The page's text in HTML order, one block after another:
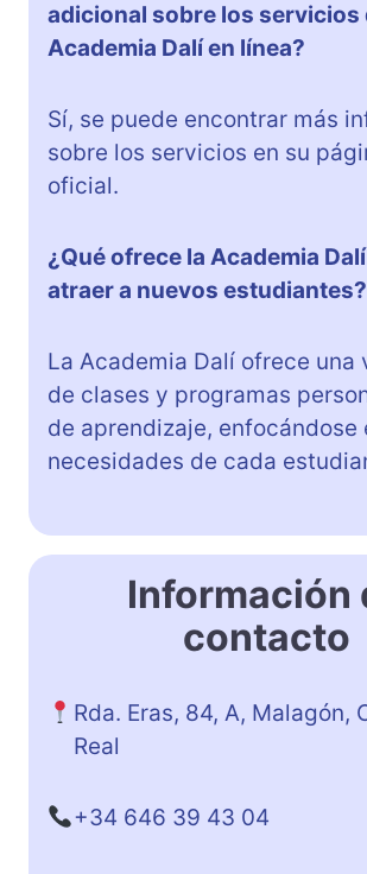
adicional sobre los servicios
Academia Dalí en línea?
Sí, se puede encontrar más
sobre los servicios en su
oficial.
¿Qué ofrece la Academia
atraer a nuevos estudiantes?
La Academia Dalí ofrece una
de clases y programas
de aprendizaje, enfocándose
necesidades de cada
Información
contacto
Rda. Eras, 84, A, Malagón,
Real
+34 646 39 43 04